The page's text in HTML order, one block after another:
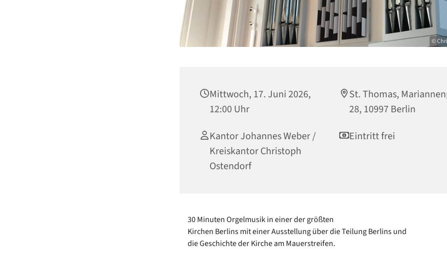
©
Mittwoch, 17. Juni 2026,
12:00 Uhr
St. Thomas,
28, 10997 Berlin
Kantor Johannes Weber /
Kreiskantor Christoph
Ostendorf
Eintritt frei
30 Minuten Orgelmusik in einer der größten
Kirchen Berlins mit einer Ausstellung über die Teilung Berlins und
die Geschichte der Kirche am Mauerstreifen.